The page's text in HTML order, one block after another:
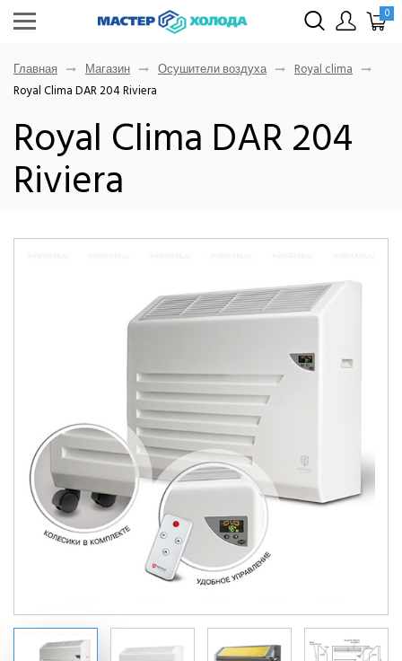
0
Главная Магазин Осушители воздуха
Royal clima
Royal Clima DAR 204 Riviera
Royal Clima DAR 204
Riviera